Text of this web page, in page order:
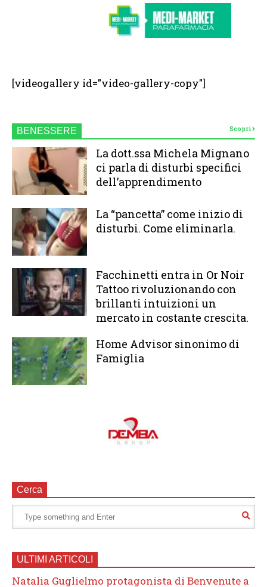
[videogallery id="video-gallery-copy"]
BENESSERE Scopri
La dott.ssa Michela Mignano
ci parla di disturbi specifici
dell’apprendimento
La “pancetta” come inizio di
disturbi. Come eliminarla.
Facchinetti entra in Or Noir
Tattoo rivoluzionando con
brillanti intuizioni un
mercato in costante crescita.
Home Advisor sinonimo di
Famiglia
Cerca
ULTIMI ARTICOLI
Natalia Guglielmo protagonista di Benvenute a